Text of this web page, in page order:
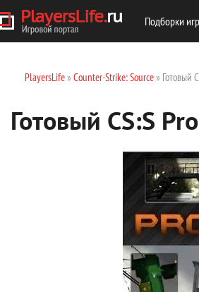
Подборки игр
PlayersLife» Counter-Strike: Source» Готовый
Готовый CS:S